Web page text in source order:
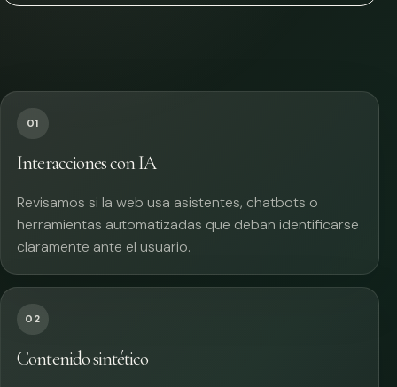
01
Interacciones con IA
Revisamos si la web usa asistentes, chatbots o
herramientas automatizadas que deban identificarse
claramente ante el usuario.
02
Contenido sintético